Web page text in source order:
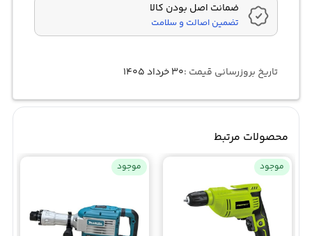
ضمانت اصل بودن کالا
تضمین اصالت و سلامت
تاریخ بروزرسانی قیمت :۳۰ خرداد ۱۴۰۵
محصولات مرتبط
موجود موجود